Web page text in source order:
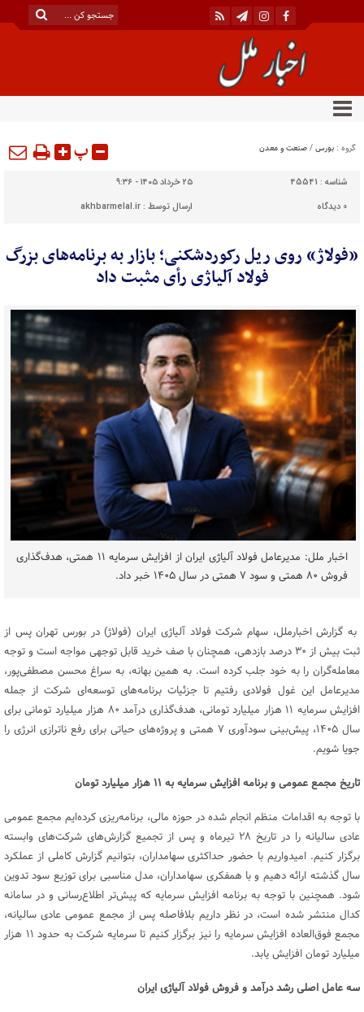
گروه : بورس/صنعت و معدن پ
شناسه : 45541
۲۵ خرداد ۱۴۰۵ - ۹:۳۶
0 دیدگاه ارسال توسط :akhbarmelal.ir
«فولاژ» روی ریل رکوردشکنی؛ بازار به برنامه‌های بزرگ
فولاد آلیاژی رأی مثبت داد
اخبار ملل: مدیرعامل فولاد آلیاژی ایران از افزایش سرمایه ۱۱ همتی، هدف‌گذاری
فروش ۸۰ همتی و سود ۷ همتی در سال ۱۴۰۵ خبر داد.
به گزارش اخبارملل، سهام شرکت فولاد آلیاژی ایران (فولاژ) در بورس تهران پس از
ثبت بیش از ۳۰ درصد بازدهی، همچنان با صف خرید قابل توجهی مواجه است و توجه
معامله‌گران را به خود جلب کرده است. به همین بهانه، به سراغ محسن مصطفی‌پور،
مدیرعامل این غول فولادی رفتیم تا جزئیات برنامه‌های توسعه‌ای شرکت از جمله
افزایش سرمایه ۱۱ هزار میلیارد تومانی، هدف‌گذاری درآمد ۸۰ هزار میلیارد تومانی برای
سال ۱۴۰۵، پیش‌بینی سودآوری ۷ همتی و پروژه‌های حیاتی برای رفع ناترازی انرژی را
جویا شویم.
تاریخ مجمع عمومی و برنامه افزایش سرمایه به ۱۱هزار میلیارد تومان
با توجه به اقدامات منظم انجام‌ شده در حوزه مالی، برنامه‌ریزی کرده‌ایم مجمع عمومی
عادی سالیانه را در تاریخ ۲۸ تیرماه و پس از تجمیع گزارش‌های شرکت‌های وابسته
برگزار کنیم. امیدواریم با حضور حداکثری سهامداران، بتوانیم گزارش کاملی از عملکرد
سال گذشته ارائه دهیم و با همفکری سهامداران، مدل مناسبی برای توزیع سود تدوین
شود. همچنین با توجه به برنامه افزایش سرمایه که پیش‌تر اطلاع‌رسانی و در سامانه
کدال منتشر شده است، در نظر داریم بلافاصله پس از مجمع عمومی عادی سالیانه،
مجمع فوق‌العاده افزایش سرمایه را نیز برگزار کنیم تا سرمایه شرکت به حدود ۱۱ هزار
میلیارد تومان افزایش یابد.
سه عامل اصلی رشد درآمد و فروش فولاد آلیاژی ایران